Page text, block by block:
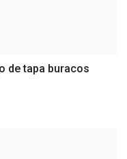
de tapa buracos